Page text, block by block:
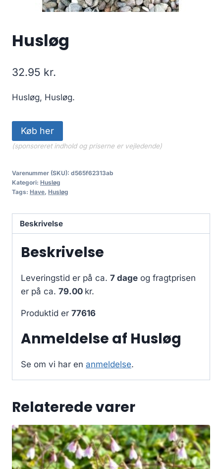
Husløg
32.95 kr.
Husløg, Husløg.
Køb her
(sponsoreret indhold og priserne er vejledende)
Varenummer (SKU): d565f62313ab
Kategori: Husløg
Tags: Have, Husløg
Beskrivelse
Beskrivelse
Leveringstid er på ca. 7 dage og fragtprisen
er på ca. 79.00 kr.
Produktid er 77616
Anmeldelse af Husløg
Se om vi har en anmeldelse.
Relaterede varer